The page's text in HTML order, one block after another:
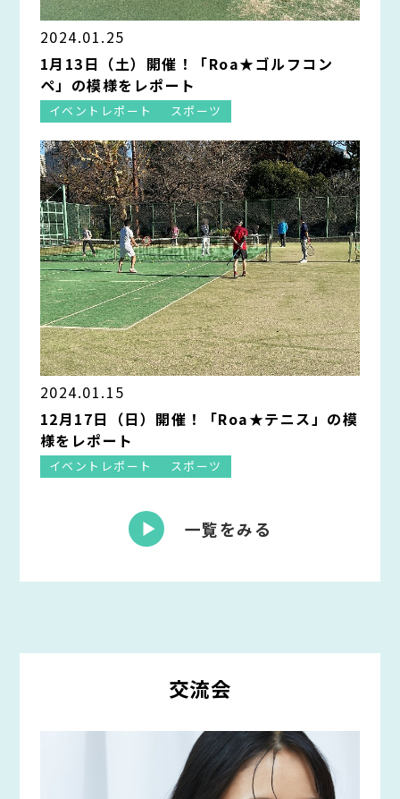
2024.01.25
1月13日（土）開催！「Roa★ゴルフコン
ペ」の模様をレポート
イベントレポート スポーツ
2024.01.15
12月17日（日）開催！「Roa★テニス」の模
様をレポート
イベントレポート スポーツ
一覧をみる
交流会